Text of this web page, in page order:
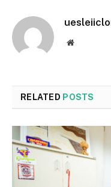
Website
RELATED POSTS